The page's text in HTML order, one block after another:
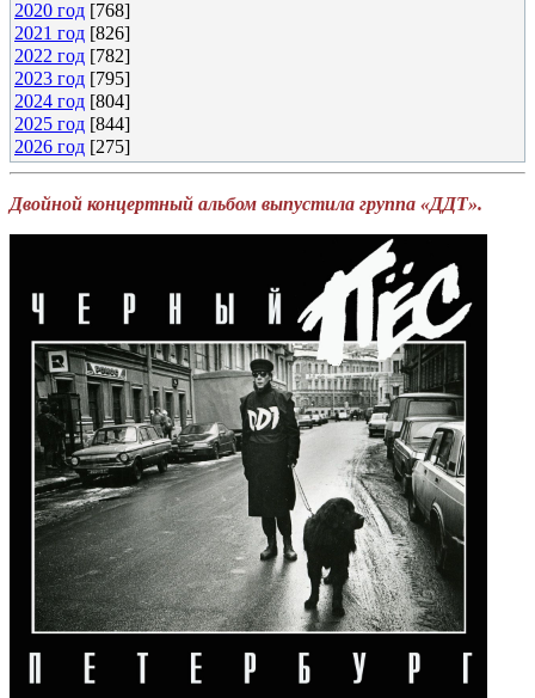
2020 год [768]
2021 год [826]
2022 год [782]
2023 год [795]
2024 год [804]
2025 год [844]
2026 год [275]
Двойной концертный альбом выпустила группа «ДДТ».